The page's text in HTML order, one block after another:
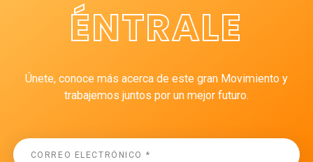
ÉNTRALE
Únete, conoce más acerca de este gran Movimiento y
trabajemos juntos por un mejor futuro.